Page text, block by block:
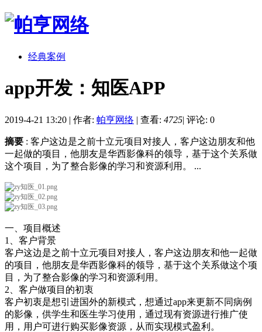
经典案例
app开发：知医APP
2019-4-21 13:20 | 作者: 帕亨网络 | 查看: 4725| 评论: 0
摘要 : 客户这边是之前十立元项目对接人，客户这边朋友和他
一起做的项目，他朋友是华西影像科的领导，基于这个关系做
这个项目，为了整合影像的学习和资源利用。 ...
一、项目概述
1、客户背景
客户这边是之前十立元项目对接人，客户这边朋友和他一起做
的项目，他朋友是华西影像科的领导，基于这个关系做这个项
目，为了整合影像的学习和资源利用。
2、客户做项目的初衷
客户初衷是想引进国外的新模式，想通过app来更新不同病例
的影像，供学生和医生学习使用，通过现有资源进行推广使
用，用户可进行购买影像资源，从而实现模式盈利。